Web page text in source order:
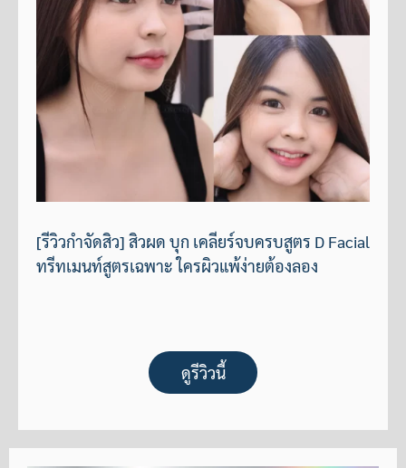
[รีวิวกำจัดสิว] สิวผด บุก เคลียร์จบครบสูตร D Facial
ทรีทเมนท์สูตรเฉพาะ ใครผิวแพ้ง่ายต้องลอง
ดูรีวิวนี้